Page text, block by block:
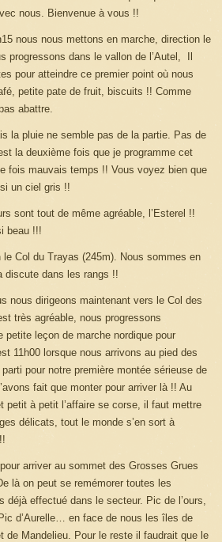
nous. Bienvenue à vous !!
nous nous mettons en marche, direction le
progressons dans le vallon de l’Autel, Il
pour atteindre ce premier point où nous
petite pate de fruit, biscuits !! Comme
abattre.
la pluie ne semble pas de la partie. Pas de
la deuxième fois que je programme cet
fois mauvais temps !! Vous voyez bien que
un ciel gris !!
sont tout de même agréable, l’Esterel !!
beau !!!
le Col du Trayas (245m). Nous sommes en
discute dans les rangs !!
nous dirigeons maintenant vers le Col des
très agréable, nous progressons
petite leçon de marche nordique pour
11h00 lorsque nous arrivons au pied des
pour notre première montée sérieuse de
fait que monter pour arriver là !! Au
à petit l’affaire se corse, il faut mettre
délicats, tout le monde s’en sort à
arriver au sommet des Grosses Grues
là on peut se remémorer toutes les
déjà effectué dans le secteur. Pic de l’ours,
d’Aurelle… en face de nous les îles de
de Mandelieu. Pour le reste il faudrait que le